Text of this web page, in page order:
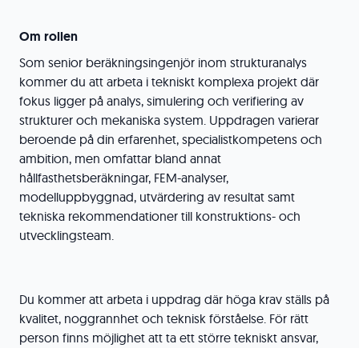
Om rollen
Som senior beräkningsingenjör inom strukturanalys
kommer du att arbeta i tekniskt komplexa projekt där
fokus ligger på analys, simulering och verifiering av
strukturer och mekaniska system. Uppdragen varierar
beroende på din erfarenhet, specialistkompetens och
ambition, men omfattar bland annat
hållfasthetsberäkningar, FEM-analyser,
modelluppbyggnad, utvärdering av resultat samt
tekniska rekommendationer till konstruktions- och
utvecklingsteam.
Du kommer att arbeta i uppdrag där höga krav ställs på
kvalitet, noggrannhet och teknisk förståelse. För rätt
person finns möjlighet att ta ett större tekniskt ansvar,